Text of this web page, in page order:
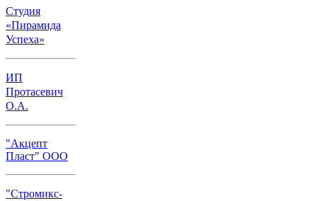
Студия
«Пирамида
Успеха»
ИП
Протасевич
О.А.
"Акцепт
Пласт" ООО
"Стромикс-